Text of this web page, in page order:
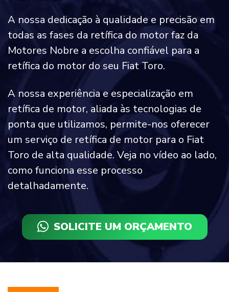
A nossa dedicação à qualidade e precisão em
todas as fases da retífica do motor faz da
Motores Nobre a escolha confiável para a
retífica do motor do seu Fiat Toro.
A nossa experiência e especialização em
retífica de motor, aliada às tecnologias de
ponta que utilizamos, permite-nos oferecer
um serviço de retífica de motor para o Fiat
Toro de alta qualidade. Veja no vídeo ao lado,
como funciona esse processo
detalhadamente.
SOLICITE UM ORÇAMENTO